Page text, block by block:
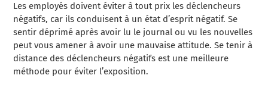
Les employés doivent éviter à tout prix les déclencheurs
négatifs, car ils conduisent à un état d’esprit négatif. Se
sentir déprimé après avoir lu le journal ou vu les nouvelles
peut vous amener à avoir une mauvaise attitude. Se tenir à
distance des déclencheurs négatifs est une meilleure
méthode pour éviter l’exposition.